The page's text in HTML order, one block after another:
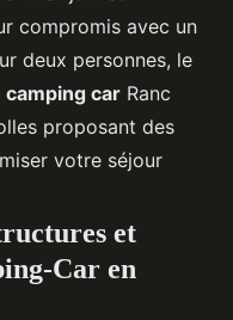
compromis avec un
deux personnes, le
car Ranc
proposant des
votre séjour
et
Car en